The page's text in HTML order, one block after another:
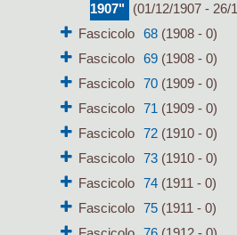
1907"
(01/12/1907 - 26/
Fascicolo
68(1908 - 0)
Fascicolo
69(1908 - 0)
Fascicolo
70(1909 - 0)
Fascicolo
71 (1909 - 0)
Fascicolo
72(1910 - 0)
Fascicolo
73(1910 - 0)
Fascicolo
74(1911 - 0)
Fascicolo
75(1911 - 0)